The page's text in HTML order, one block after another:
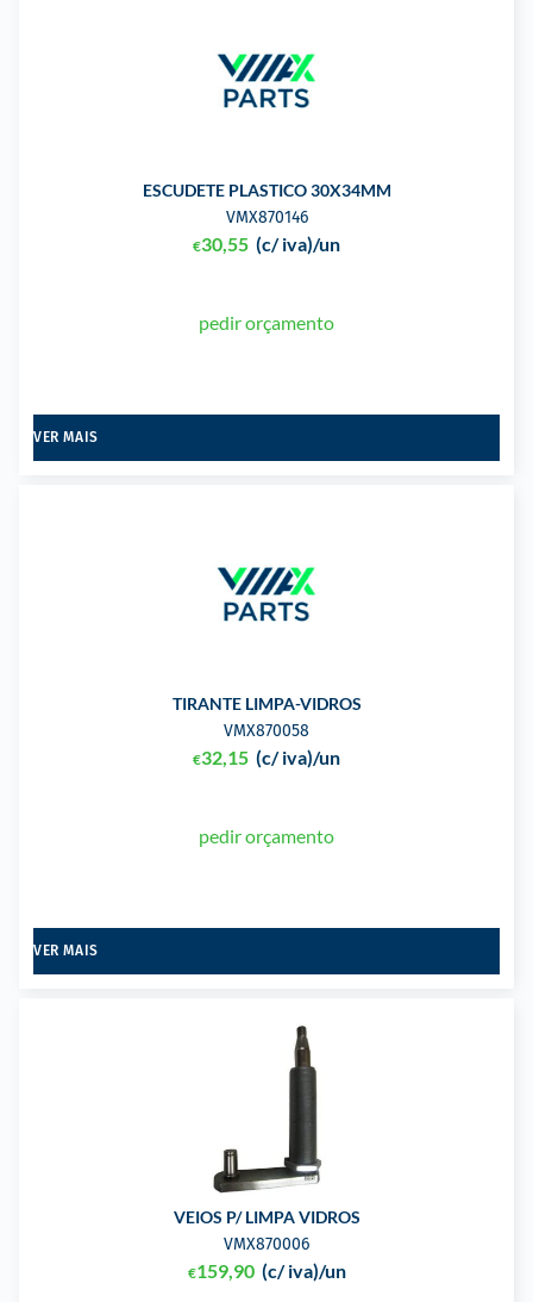
ESCUDETE PLASTICO 30X34MM
VMX870146
€30,55 (c/ iva)/un
pedir orçamento
VER MAIS
TIRANTE LIMPA-VIDROS
VMX870058
€32,15 (c/ iva)/un
pedir orçamento
VER MAIS
VEIOS P/ LIMPA VIDROS
VMX870006
€159,90 (c/ iva)/un